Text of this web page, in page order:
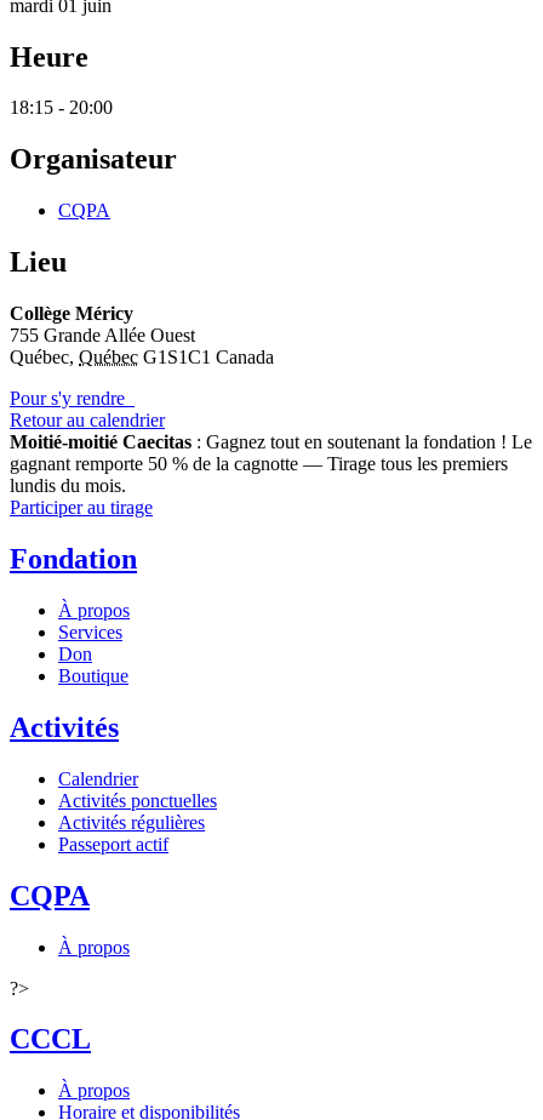
mardi 01 juin
Heure
18:15 - 20:00
Organisateur
CQPA
Lieu
Collège Méricy
755 Grande Allée Ouest
Québec, Québec G1S1C1 Canada
Pour s'y rendre
Retour au calendrier
Moitié-moitié Caecitas : Gagnez tout en soutenant la fondation ! Le
gagnant remporte 50 % de la cagnotte — Tirage tous les premiers
lundis du mois.
Participer au tirage
Fondation
À propos
Services
Don
Boutique
Activités
Calendrier
Activités ponctuelles
Activités régulières
Passeport actif
CQPA
À propos
?>
CCCL
À propos
Horaire et disponibilités